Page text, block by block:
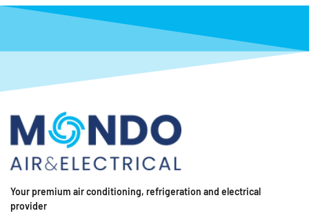
Your premium air conditioning, refrigeration and electrical
provider